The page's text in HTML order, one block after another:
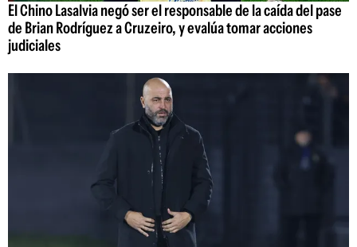
El Chino Lasalvia negó ser el responsable de la caída del pase
de Brian Rodríguez a Cruzeiro, y evalúa tomar acciones
judiciales